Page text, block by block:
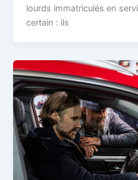
lourds immatriculés en
certain : ils